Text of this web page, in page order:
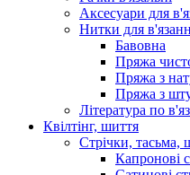
Аксесуари для
Нитки для
Бавовна
Пряжа
Пряжа з
Пряжа з
Література по
Квілтінг, шиття
Стрічки, тасьма,
Капронові